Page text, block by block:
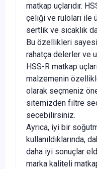
matkap uçlarıdır.
çeliği ve ruloları ile
sertlik ve sıcaklık
Bu özellikleri
rahatça delerler ve
HSS-R matkap
malzemenin
olarak seçmeniz
sitemizden filtre
secebilirsiniz.
Ayrıca, iyi bir
kullanıldıklarında,
daha iyi sonuçlar
marka kaliteli